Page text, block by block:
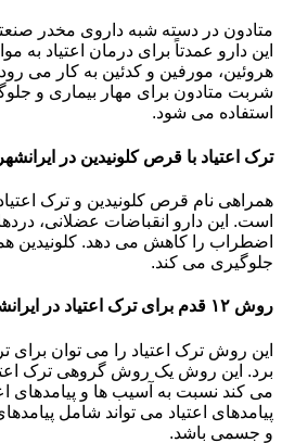
متادون در دسته شبه داروی مخدر
این دارو عمدتاً برای درمان اعتیاد به
هروئین، مورفین و کدئین به کار می
شربت متادون برای مهار بیماری و
استفاده می شود.
ترک اعتیاد با قرص کلونیدین در ایرانشهر
همراهی نام قرص کلونیدین و ترک
است. این دارو انقباضات عضلانی،
اضطراب را کاهش می دهد. کلونیدین
جلوگیری می کند.
روش ۱۲ قدم برای ترک اعتیاد در ایرانشهر
این روش ترک اعتیاد را می توان برای
برد. این روش یک روش گروهی ترک
می کند نسبت به آسیب ها و پیامدهای
پیامدهای اعتیاد می تواند شامل
و جسمی باشد.